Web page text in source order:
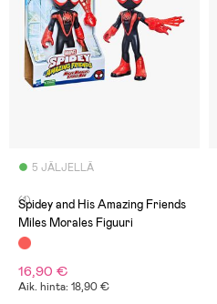
5 JÄLJELLÄ
(1)
Spidey and His Amazing Friends
Miles Morales Figuuri
16,90 €
Aik. hinta: 18,90 €